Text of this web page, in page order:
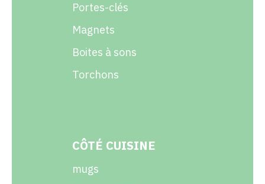
Portes-clés
Magnets
Boites à sons
Torchons
CÔTÉ CUISINE
mugs